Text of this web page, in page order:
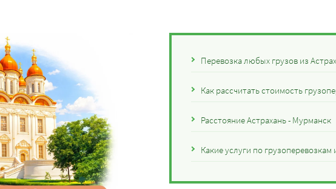
Перевозка любых грузов из
Как рассчитать стоимость
Расстояние Астрахань - Мурманск
Какие услуги по